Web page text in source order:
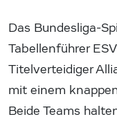
Das Bundesliga-
Tabellenführer
Titelverteidiger
mit einem
Beide Teams